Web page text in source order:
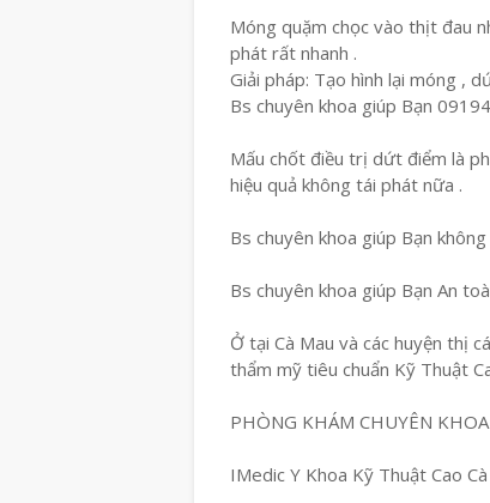
Móng quặm chọc vào thịt đau
phát rất nhanh .
Giải pháp: Tạo hình lại móng ,
Bs chuyên khoa giúp Bạn
Mấu chốt điều trị dứt điểm là
hiệu quả không tái phát nữa .
Bs chuyên khoa giúp Bạn
Bs chuyên khoa giúp Bạn An
Ở tại Cà Mau và các huyện thị
thẩm mỹ tiêu chuẩn Kỹ Thuật
PHÒNG KHÁM CHUYÊN
IMedic Y Khoa Kỹ Thuật Cao